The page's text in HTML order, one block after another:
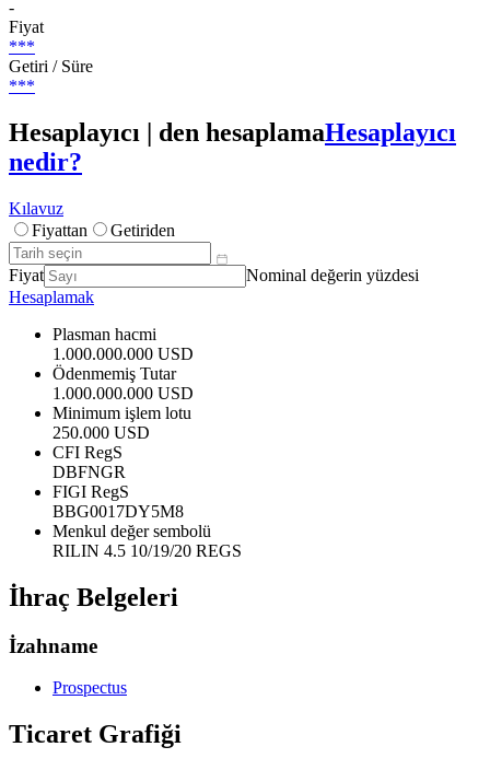
-
Fiyat
***
Getiri / Süre
***
Hesaplayıcı | den hesaplamaHesaplayıcı
nedir?
Kılavuz
Fiyattan
Getiriden
Fiyat
Nominal değerin yüzdesi
Hesaplamak
Plasman hacmi
1.000.000.000 USD
Ödenmemiş Tutar
1.000.000.000 USD
Minimum işlem lotu
250.000 USD
CFI RegS
DBFNGR
FIGI RegS
BBG0017DY5M8
Menkul değer sembolü
RILIN 4.5 10/19/20 REGS
İhraç Belgeleri
İzahname
Prospectus
Ticaret Grafiği